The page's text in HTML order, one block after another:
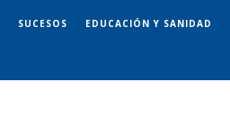
SUCESOS EDUCACIÓN Y SANIDAD